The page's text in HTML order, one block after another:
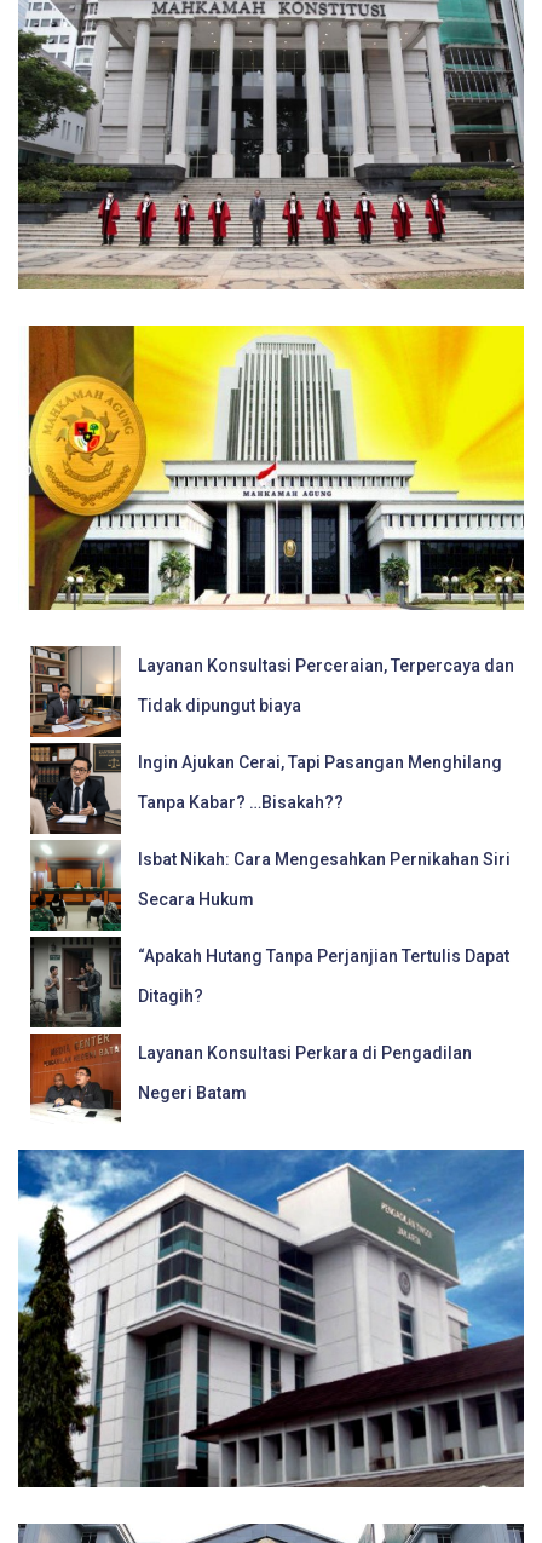
Layanan Konsultasi Perceraian, Terpercaya dan
Tidak dipungut biaya
Ingin Ajukan Cerai, Tapi Pasangan Menghilang
Tanpa Kabar? …Bisakah??
Isbat Nikah: Cara Mengesahkan Pernikahan Siri
Secara Hukum
“Apakah Hutang Tanpa Perjanjian Tertulis Dapat
Ditagih?
Layanan Konsultasi Perkara di Pengadilan
Negeri Batam